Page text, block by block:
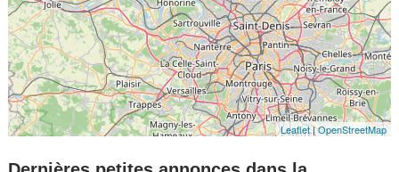
Leaflet|OpenStreetMap